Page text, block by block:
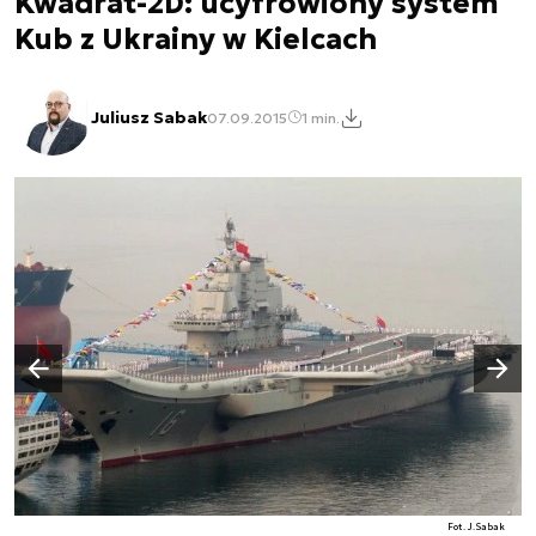
Kub z Ukrainy w Kielcach
Juliusz Sabak07.09.2015 1 min.
Fot. J.Sabak
Poprzedni slajd
Następny slajd